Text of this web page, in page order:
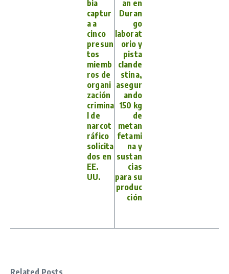
bia
captur
a a
cinco
presun
tos
miemb
ros de
organi
zación
crimina
l de
narcot
ráfico
solicita
dos en
EE.
UU.
an en
Duran
go
laborat
orio y
pista
clande
stina,
asegur
ando
150 kg
de
metan
fetami
na y
sustan
cias
para su
produc
ción
Related Posts